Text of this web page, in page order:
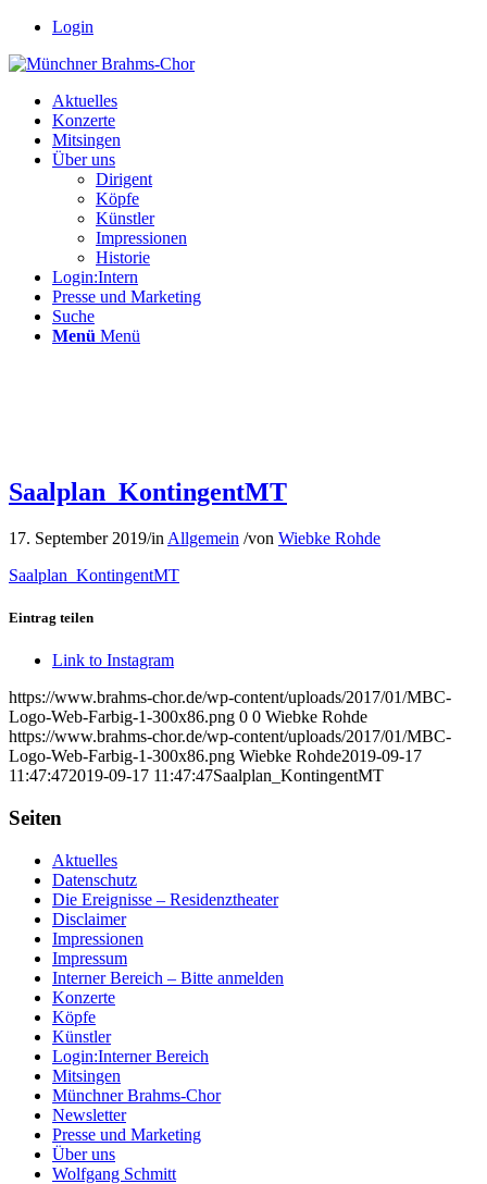
Login
Aktuelles
Konzerte
Mitsingen
Über uns
Dirigent
Köpfe
Künstler
Impressionen
Historie
Login:Intern
Presse und Marketing
Suche
Menü Menü
Saalplan_KontingentMT
17. September 2019/in Allgemein /von Wiebke Rohde
Saalplan_KontingentMT
Eintrag teilen
Link to Instagram
https://www.brahms-chor.de/wp-content/uploads/2017/01/MBC-
Logo-Web-Farbig-1-300x86.png 0 0 Wiebke Rohde
https://www.brahms-chor.de/wp-content/uploads/2017/01/MBC-
Logo-Web-Farbig-1-300x86.png Wiebke Rohde2019-09-17
11:47:472019-09-17 11:47:47Saalplan_KontingentMT
Seiten
Aktuelles
Datenschutz
Die Ereignisse – Residenztheater
Disclaimer
Impressionen
Impressum
Interner Bereich – Bitte anmelden
Konzerte
Köpfe
Künstler
Login:Interner Bereich
Mitsingen
Münchner Brahms-Chor
Newsletter
Presse und Marketing
Über uns
Wolfgang Schmitt